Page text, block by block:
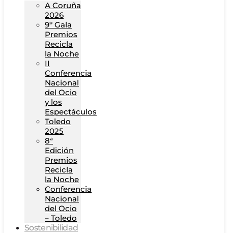
A Coruña
2026
9º Gala
Premios
Recicla
la Noche
II
Conferencia
Nacional
del Ocio
y los
Espectáculos
Toledo
2025
8ª
Edición
Premios
Recicla
la Noche
Conferencia
Nacional
del Ocio
– Toledo
Sostenibilidad